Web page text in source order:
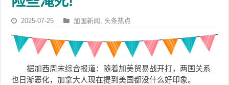
2025-07-25 加国新闻 ,头条热点
据加西周末综合报道：随着加美贸易战开打，两国关系
也日渐恶化，加拿大人现在提到美国都没什么好印象。